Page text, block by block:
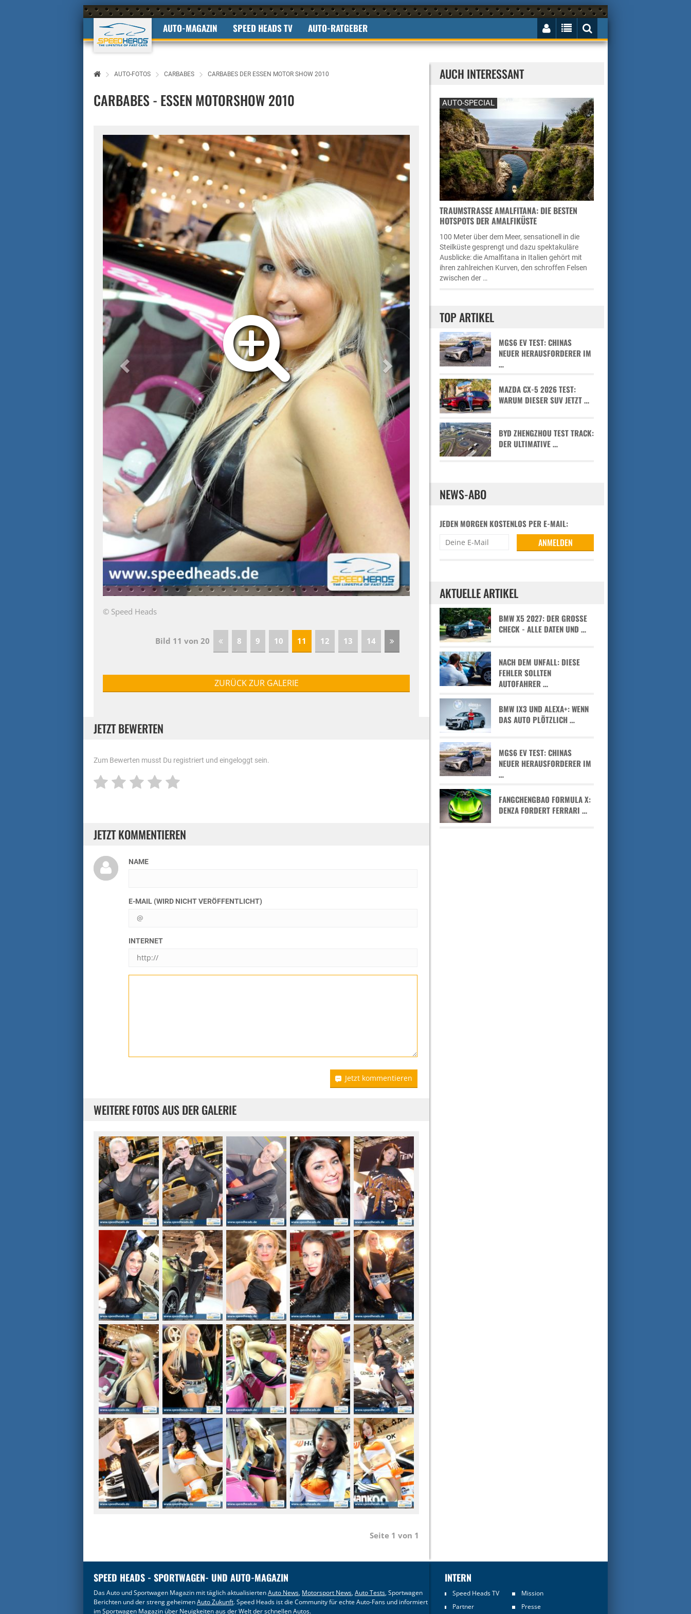
AUTO-MAGAZIN SPEED HEADS TV AUTO-RATGEBER
AUTO-FOTOS CARBABES CARBABES DER ESSEN MOTOR SHOW 2010
CARBABES - ESSEN MOTORSHOW 2010
© Speed Heads
Bild 11 von 20 8 9 10 11 12 13 14
ZURÜCK ZUR GALERIE
JETZT BEWERTEN
Zum Bewerten musst Du registriert und eingeloggt sein.
JETZT KOMMENTIEREN
NAME
E-MAIL (WIRD NICHT VERÖFFENTLICHT)
INTERNET
Jetzt kommentieren
WEITERE FOTOS AUS DER GALERIE
Seite 1 von 1
AUCH INTERESSANT
AUTO-SPECIAL
TRAUMSTRASSE AMALFITANA: DIE BESTEN H
OTSPOTS DER AMALFIKÜSTE
100 Meter über dem Meer, sensationell in die
Steilküste gesprengt und dazu spektakuläre
Ausblicke: die Amalfitana in Italien gehört mit
ihren zahlreichen Kurven, den schroffen Felsen
zwischen der …
TOP ARTIKEL
MGS6 EV TEST: CHINAS
NEUER HERAUSFORDERER IM
…
MAZDA CX-5 2026 TEST:
WARUM DIESER SUV JETZT …
BYD ZHENGZHOU TEST TRACK:
DER ULTIMATIVE …
NEWS-ABO
JEDEN MORGEN KOSTENLOS PER E-MAIL:
AKTUELLE ARTIKEL
BMW X5 2027: DER GROSSE C
HECK - ALLE DATEN UND …
NACH DEM UNFALL: DIESE
FEHLER SOLLTEN
AUTOFAHRER …
BMW IX3 UND ALEXA+: WENN
DAS AUTO PLÖTZLICH …
MGS6 EV TEST: CHINAS
NEUER HERAUSFORDERER IM
…
FANGCHENGBAO FORMULA X:
DENZA FORDERT FERRARI …
SPEED HEADS - SPORTWAGEN- UND AUTO-MAGAZIN
Das Auto und Sportwagen Magazin mit täglich aktualisiertenAuto News, Motorsport News,Auto Tests, Sportwagen
Berichten und der streng geheimenAuto Zukunft. Speed Heads ist die Community für echte Auto-Fans und informiert
imSportwagen Magazin über Neuigkeiten aus der Welt der schnellen Autos.
INTERN
Speed Heads TV
Mission
Partner
Presse